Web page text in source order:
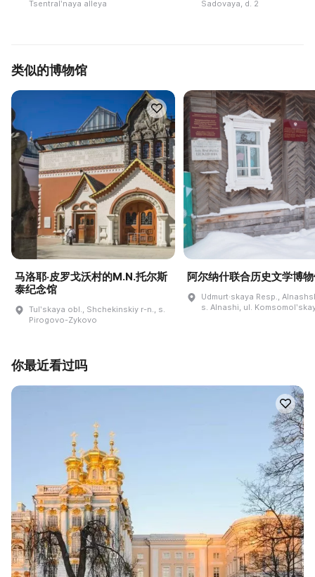
Tsentralʹnaya alleya Sadovaya, d. 2
类似的博物馆
马洛耶·皮罗戈沃村的M.N.托尔斯
泰纪念馆
Tulʹskaya obl., Shchekinskiy r-n., s.
Pirogovo-Zykovo
阿尔纳什联合历史文学博
Udmurt·skaya Resp.,
s. Alnashi, ul.
你最近看过吗